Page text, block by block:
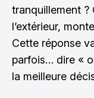
tranquillement ?
l’extérieur,
Cette réponse
parfois… dire «
la meilleure